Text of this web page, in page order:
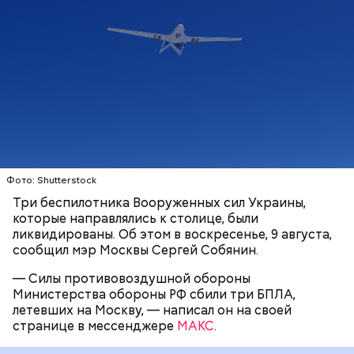
Фото: Shutterstock
Три беспилотника Вооруженных сил Украины,
которые направлялись к столице, были
ликвидированы. Об этом в воскресенье, 9 августа,
сообщил мэр Москвы Сергей Собянин.
— Силы противовоздушной обороны
Министерства обороны РФ сбили три БПЛА,
летевших на Москву, — написал он на своей
странице в мессенджере МАКС.